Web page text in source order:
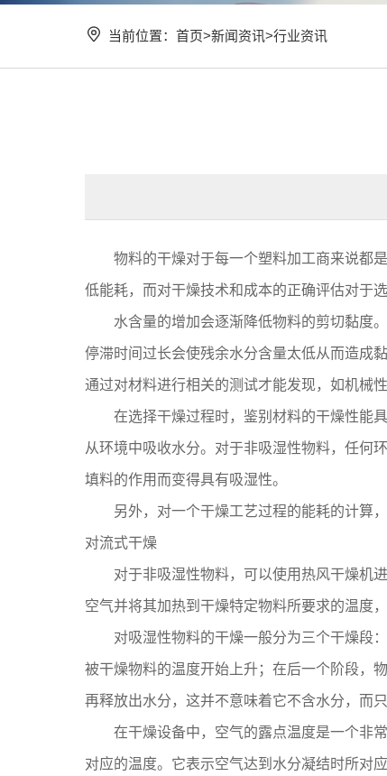
当前位置：首页>新闻资讯>行业资讯
物料的干燥对于每一个塑料加工商来说都是
低能耗，而对干燥技术和成本的正确评估对于
水含量的增加会逐渐降低物料的剪切黏度。
停滞时间过长会使残余水分含量太低从而造成
通过对材料进行相关的测试才能发现，如机械
在选择干燥过程时，鉴别材料的干燥性能具
从环境中吸收水分。对于非吸湿性物料，任何
填料的作用而变得具有吸湿性。
另外，对一个干燥工艺过程的能耗的计算，
对流式干燥
对于非吸湿性物料，可以使用热风干燥机进
空气并将其加热到干燥特定物料所要求的温度
对吸湿性物料的干燥一般分为三个干燥段：
被干燥物料的温度开始上升；在后一个阶段，
再释放出水分，这并不意味着它不含水分，而
在干燥设备中，空气的露点温度是一个非常
对应的温度。它表示空气达到水分凝结时所对